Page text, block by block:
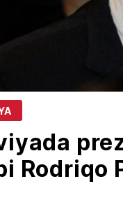
Rodriqo